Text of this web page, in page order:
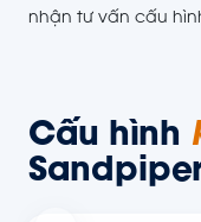
nhận tư vấn cấu
Cấu hình